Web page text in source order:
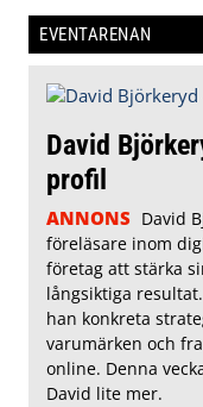
EVENTARENAN
David
profil
ANNONS David
föreläsare inom
företag att stärka
långsiktiga
han konkreta
varumärken och
online. Denna
David lite mer.